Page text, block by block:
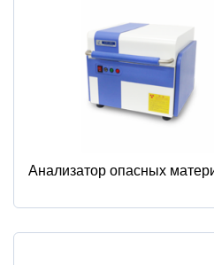
Анализатор опасных